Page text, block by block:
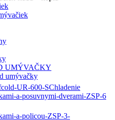
UMÝVAČKY
umývačky
Chladenie